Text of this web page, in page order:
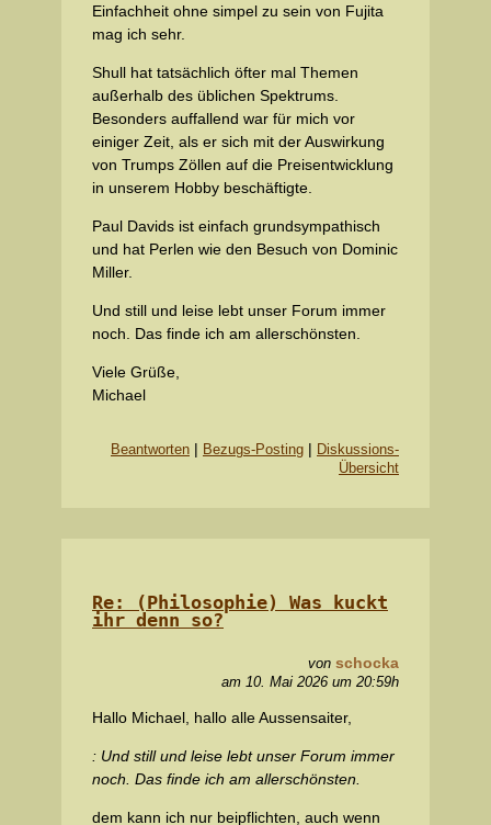
Einfachheit ohne simpel zu sein von Fujita
mag ich sehr.
Shull hat tatsächlich öfter mal Themen
außerhalb des üblichen Spektrums.
Besonders auffallend war für mich vor
einiger Zeit, als er sich mit der Auswirkung
von Trumps Zöllen auf die Preisentwicklung
in unserem Hobby beschäftigte.
Paul Davids ist einfach grundsympathisch
und hat Perlen wie den Besuch von Dominic
Miller.
Und still und leise lebt unser Forum immer
noch. Das finde ich am allerschönsten.
Viele Grüße,
Michael
Beantworten | Bezugs-Posting | Diskussions-
Übersicht
Re: (Philosophie) Was kuckt
ihr denn so?
von schocka
am 10. Mai 2026 um 20:59h
Hallo Michael, hallo alle Aussensaiter,
: Und still und leise lebt unser Forum immer
noch. Das finde ich am allerschönsten.
dem kann ich nur beipflichten, auch wenn